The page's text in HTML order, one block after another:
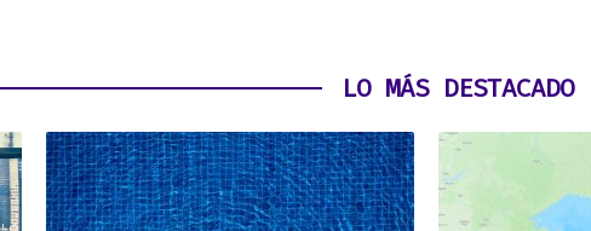
LO MÁS DESTACADO